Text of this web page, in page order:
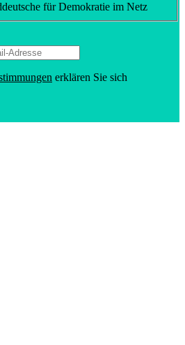
für Demokratie im Netz
erklären Sie sich